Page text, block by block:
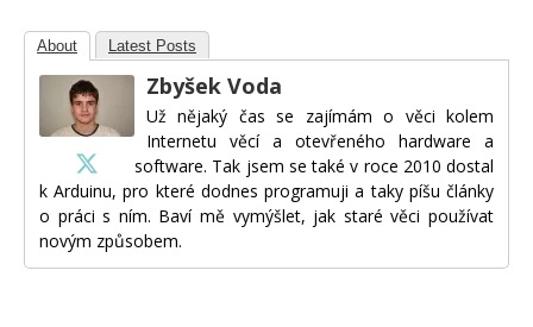
About Latest Posts
Zbyšek Voda
Už nějaký čas se zajímám o věci kolem
Internetu věcí a otevřeného hardware a
software. Tak jsem se také v roce 2010 dostal
k Arduinu, pro které dodnes programuji a taky píšu články
o práci s ním. Baví mě vymýšlet, jak staré věci používat
novým způsobem.